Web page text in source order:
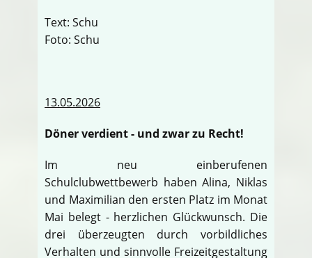
Text: Schu
Foto: Schu
13.05.2026
Döner verdient - und zwar zu Recht!
Im neu einberufenen
Schulclubwettbewerb haben Alina, Niklas
und Maximilian den ersten Platz im Monat
Mai belegt - herzlichen Glückwunsch. Die
drei überzeugten durch vorbildliches
Verhalten und sinnvolle Freizeitgestaltung